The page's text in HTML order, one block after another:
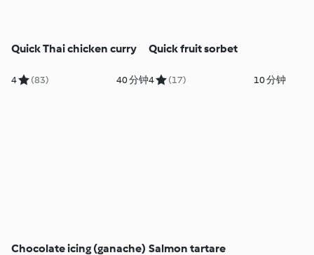
Quick Thai chicken curry
4 (83) 40 分钟
Quick fruit sorbet
4 (17) 10 分钟
Chocolate icing (ganache) Salmon tartare